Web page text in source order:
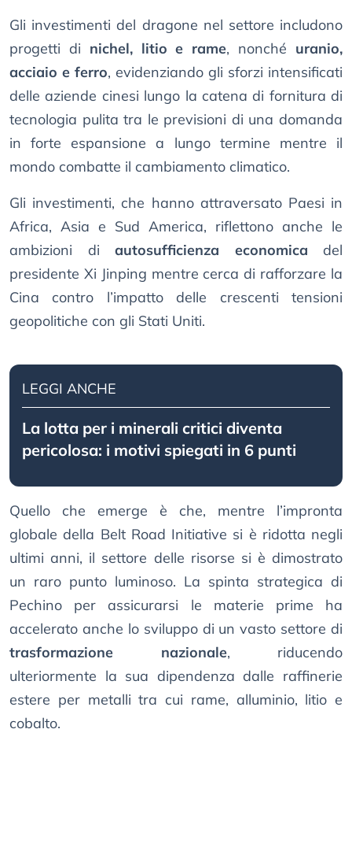
Gli investimenti del dragone nel settore includono
progetti di nichel, litio e rame, nonché uranio,
acciaio e ferro, evidenziando gli sforzi intensificati
delle aziende cinesi lungo la catena di fornitura di
tecnologia pulita tra le previsioni di una domanda
in forte espansione a lungo termine mentre il
mondo combatte il cambiamento climatico.
Gli investimenti, che hanno attraversato Paesi in
Africa, Asia e Sud America, riflettono anche le
ambizioni di autosufficienza economica del
presidente Xi Jinping mentre cerca di rafforzare la
Cina contro l’impatto delle crescenti tensioni
geopolitiche con gli Stati Uniti.
LEGGI ANCHE
La lotta per i minerali critici diventa
pericolosa: i motivi spiegati in 6 punti
Quello che emerge è che, mentre l’impronta
globale della Belt Road Initiative si è ridotta negli
ultimi anni, il settore delle risorse si è dimostrato
un raro punto luminoso. La spinta strategica di
Pechino per assicurarsi le materie prime ha
accelerato anche lo sviluppo di un vasto settore di
trasformazione nazionale, riducendo
ulteriormente la sua dipendenza dalle raffinerie
estere per metalli tra cui rame, alluminio, litio e
cobalto.